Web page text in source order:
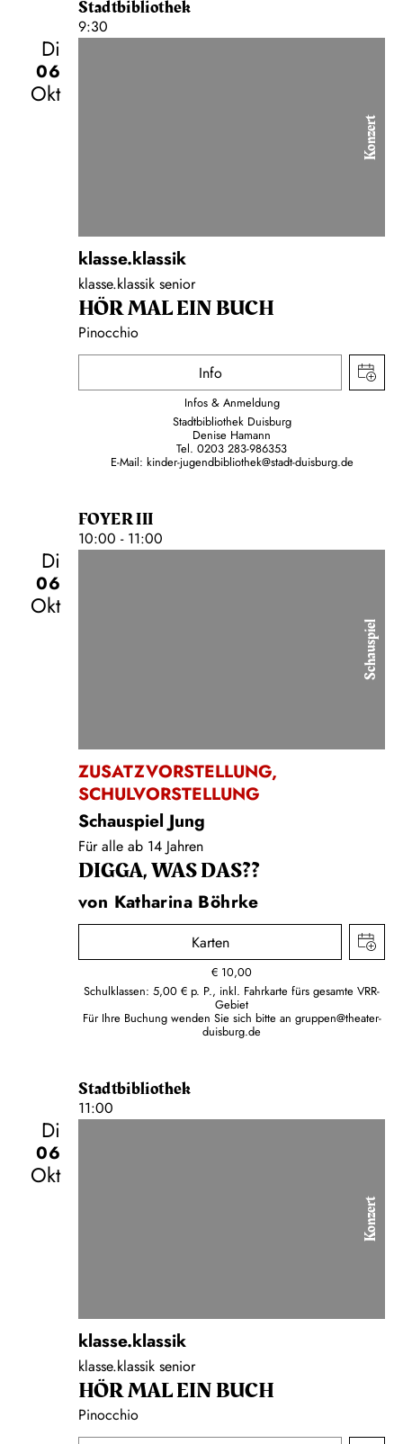
Stadtbibliothek
9:30
Di
06
Okt
Konzert
klasse.klassik
klasse.klassik senior
HÖR MAL EIN BUCH
Pinocchio
Info
Infos & Anmeldung
Stadtbibliothek Duisburg
Denise Hamann
Tel. 0203 283-986353
E-Mail: kinder-jugendbibliothek@stadt-duisburg.de
FOYER III
10:00 - 11:00
Di
06
Okt
Schauspiel
ZUSATZVORSTELLUNG,
SCHULVORSTELLUNG
Schauspiel Jung
Für alle ab 14 Jahren
DIGGA, WAS DAS??
von Katharina Böhrke
Karten
€ 10,00
Schulklassen: 5,00 € p. P., inkl. Fahrkarte fürs gesamte VRR-
Gebiet
Für Ihre Buchung wenden Sie sich bitte an gruppen@theater-
duisburg.de
Stadtbibliothek
11:00
Di
06
Okt
Konzert
klasse.klassik
klasse.klassik senior
HÖR MAL EIN BUCH
Pinocchio